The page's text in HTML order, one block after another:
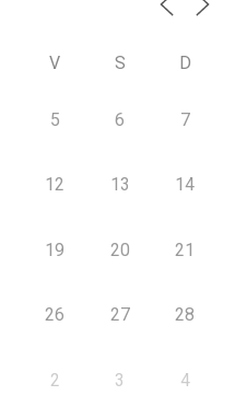
V S D
5 6 7
12 13 14
19 20 21
26 27 28
2 3 4